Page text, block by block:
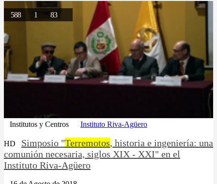
588 1 83
Institutos y Centros Instituto Riva-Agüero
HD Simposio "Terremotos, historia e ingeniería: una
comunión necesaria, siglos XIX - XXI" en el
Instituto Riva-Agüero